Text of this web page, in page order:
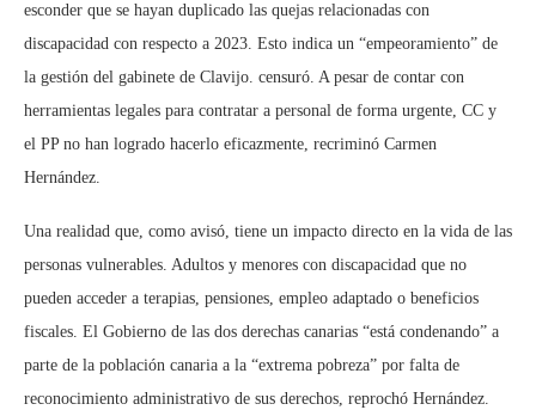
esconder que se hayan duplicado las quejas relacionadas con
discapacidad con respecto a 2023. Esto indica un “empeoramiento” de
la gestión del gabinete de Clavijo. censuró. A pesar de contar con
herramientas legales para contratar a personal de forma urgente, CC y
el PP no han logrado hacerlo eficazmente, recriminó Carmen
Hernández.
Una realidad que, como avisó, tiene un impacto directo en la vida de las
personas vulnerables. Adultos y menores con discapacidad que no
pueden acceder a terapias, pensiones, empleo adaptado o beneficios
fiscales. El Gobierno de las dos derechas canarias “está condenando” a
parte de la población canaria a la “extrema pobreza” por falta de
reconocimiento administrativo de sus derechos, reprochó Hernández.